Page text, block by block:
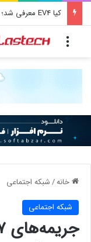
کیا EV4 معرفی شد؛ خودرو الکتریکی عجیب و جذاب کره‌ای‌ها
خانه/شبكه اجتماعی
شبكه اجتماعی